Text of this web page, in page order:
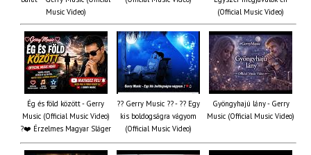
Music Video)
(Official Music Video)
Ég és föld között - Gerry
Music (Official Music Video)
?❤️ Érzelmes Magyar Sláger
?? Gerry Music ?? - ?? Egy
kis boldogságra vágyom
(Official Music Video)
Gyöngyhajú lány - Gerry
Music (Official Music Video)